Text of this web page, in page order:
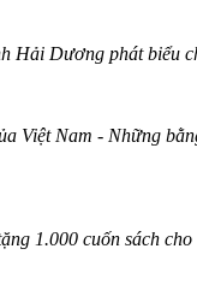
Hải Dương phát biểu
Việt Nam - Những
1.000 cuốn sách